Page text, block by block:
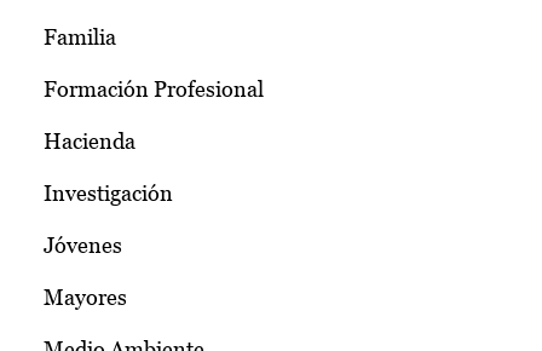
Familia
Formación Profesional
Hacienda
Investigación
Jóvenes
Mayores